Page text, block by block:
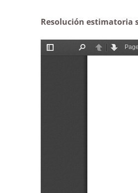
Resolución estimatoria